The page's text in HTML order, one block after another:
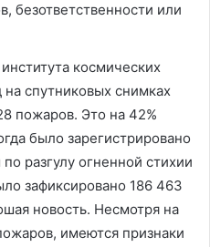
безответственности или
космических
на спутниковых снимках
пожаров. Это на 42%
было зарегистрировано
разгулу огненной стихии
зафиксировано 186 463
новость. Несмотря на
имеются признаки